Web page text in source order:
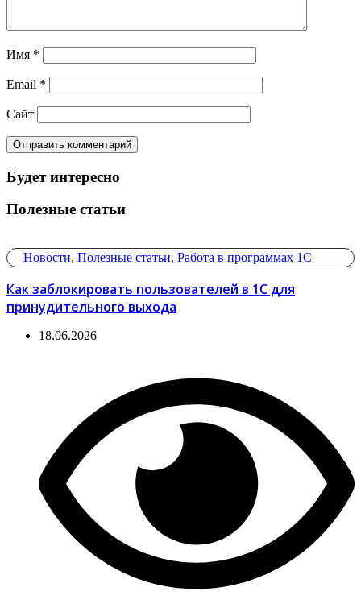
Имя *
Email *
Сайт
Будет интересно
Полезные статьи
Новости, Полезные статьи, Работа в программах 1С
Как заблокировать пользователей в 1С для
принудительного выхода
18.06.2026